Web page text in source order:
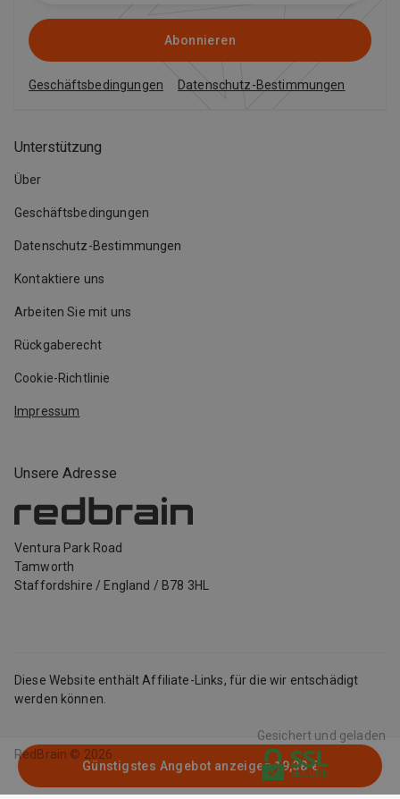
Günstigstes Angebot anzeigen 19,38 €
Unsere Adresse
Ventura Park Road
Tamworth
Staffordshire / England / B78 3HL
Unterstützung
Über
Geschäftsbedingungen
Datenschutz-Bestimmungen
Kontaktiere uns
Arbeiten Sie mit uns
Rückgaberecht
Cookie-Richtlinie
Impressum
Abonnieren
Geschäftsbedingungen Datenschutz-Bestimmungen
Diese Website enthält Affiliate-Links, für die wir entschädigt
werden können.
RedBrain © 2026
Gesichert und geladen